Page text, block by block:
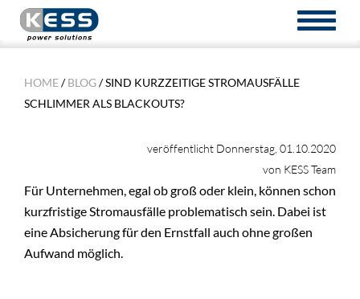
HOME/BLOG/ SIND KURZZEITIGE STROMAUSFÄLLE
SCHLIMMER ALS BLACKOUTS?
veröffentlicht Donnerstag, 01.10.2020
von KESS Team
Für Unternehmen, egal ob groß oder klein, können schon
kurzfristige Stromausfälle problematisch sein. Dabei ist
eine Absicherung für den Ernstfall auch ohne großen
Aufwand möglich.